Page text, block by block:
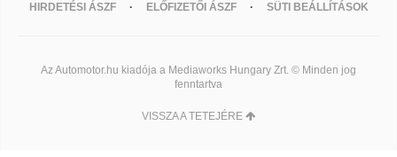
HIRDETÉSI ÁSZF
ELŐFIZETŐI ÁSZF SÜTI BEÁLLÍTÁSOK
Az Automotor.hu kiadója a Mediaworks Hungary Zrt. © Minden jog
fenntartva
VISSZA A TETEJÉRE